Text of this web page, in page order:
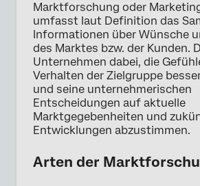
Marktforschung oder
umfasst laut Definition das
Informationen über Wünsche
des Marktes bzw. der Kunden.
Unternehmen dabei, die
Verhalten der Zielgruppe
und seine unternehmerischen
Entscheidungen auf aktuelle
Marktgegebenheiten und
Entwicklungen abzustimmen.
Arten der